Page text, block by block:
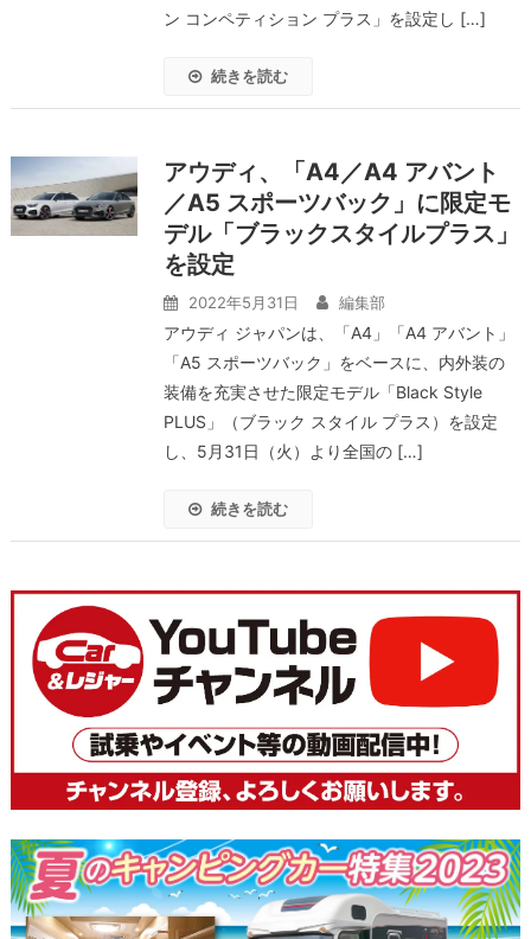
ン コンペティション プラス」を設定し […]
続きを読む
アウディ、「A4／A4 アバント
／A5 スポーツバック」に限定モ
デル「ブラックスタイルプラス」
を設定
2022年5月31日 編集部
アウディ ジャパンは、「A4」「A4 アバント」
「A5 スポーツバック」をベースに、内外装の
装備を充実させた限定モデル「Black Style
PLUS」（ブラック スタイル プラス）を設定
し、5月31日（火）より全国の […]
続きを読む